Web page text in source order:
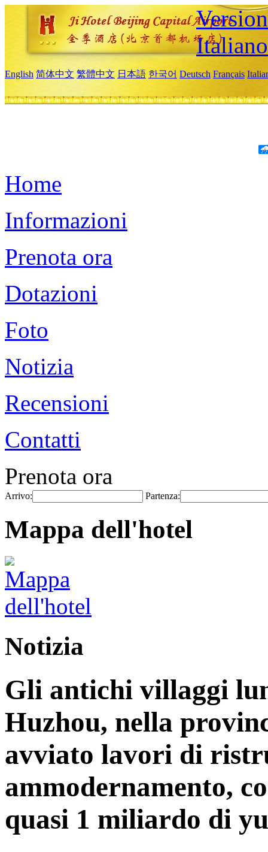
Italiano
English 简体中文 繁體中文 日本語 한국어 Deutsch Français
Home
Informazioni
Prenota ora
Dotazioni
Foto
Notizia
Recensioni
Contatti
Prenota ora
Arrivo: Partenza:
Mappa dell'hotel
Notizia
Gli antichi villaggi
Huzhou, nella
avviato lavori di
ammodernamento,
quasi 1 miliardo di